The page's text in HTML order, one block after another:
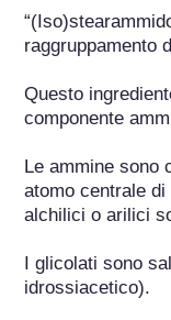
raggruppamento
Questo
componente
Le ammine sono
atomo centrale
alchilici o arilici
I glicolati sono
idrossiacetico).